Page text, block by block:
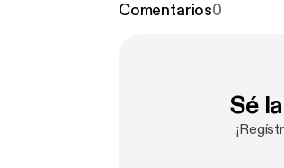
ps://omnystudio.com/
Comentarios0
Sé